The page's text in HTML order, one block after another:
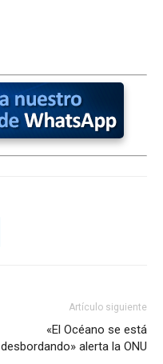
Artículo siguiente
«El Océano se está
desbordando» alerta la ONU